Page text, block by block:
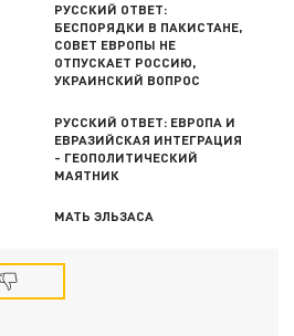
РУССКИЙ ОТВЕТ:
БЕСПОРЯДКИ В ПАКИСТАНЕ,
СОВЕТ ЕВРОПЫ НЕ
ОТПУСКАЕТ РОССИЮ,
УКРАИНСКИЙ ВОПРОС
РУССКИЙ ОТВЕТ: ЕВРОПА И
ЕВРАЗИЙСКАЯ ИНТЕГРАЦИЯ
- ГЕОПОЛИТИЧЕСКИЙ
МАЯТНИК
МАТЬ ЭЛЬЗАСА